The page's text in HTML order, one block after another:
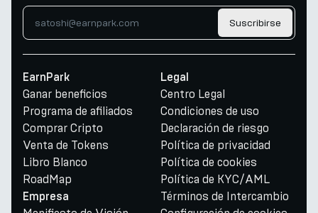
Suscribirse
EarnPark
Ganar beneficios
Programa de afiliados
Comprar Cripto
Venta de Tokens
Libro Blanco
RoadMap
Empresa
Legal
Centro Legal
Condiciones de uso
Declaración de riesgo
Política de privacidad
Política de cookies
Política de KYC/AML
Términos de Intercambio